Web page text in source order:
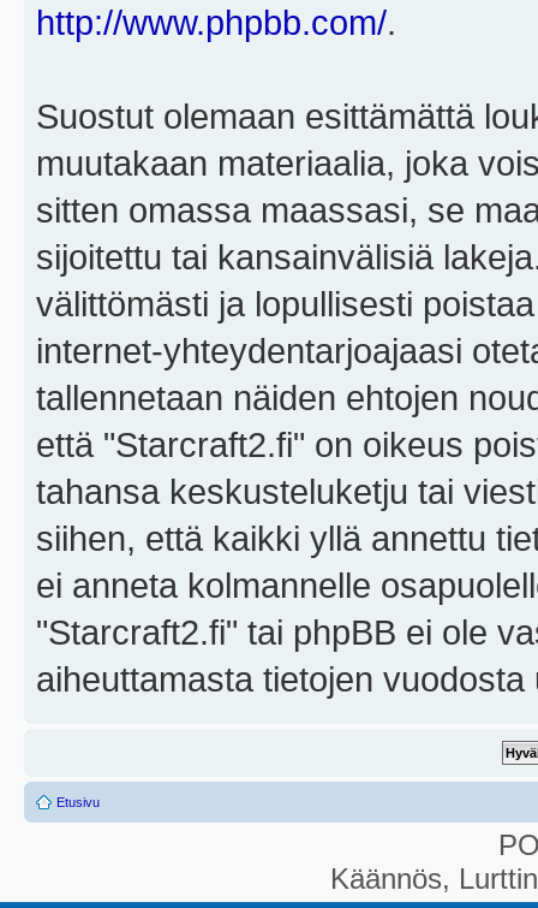
http://www.phpbb.com/.
Suostut olemaan esittämättä
muutakaan materiaalia, joka
sitten omassa maassasi, se
sijoitettu tai kansainvälisiä
välittömästi ja lopullisesti
internet-yhteydentarjoajaasi
tallennetaan näiden ehtojen
että "Starcraft2.fi" on oikeus
tahansa keskusteluketju tai
siihen, että kaikki yllä annettu
ei anneta kolmannelle
"Starcraft2.fi" tai phpBB ei ole
aiheuttamasta tietojen
Etusivu
Käännös,